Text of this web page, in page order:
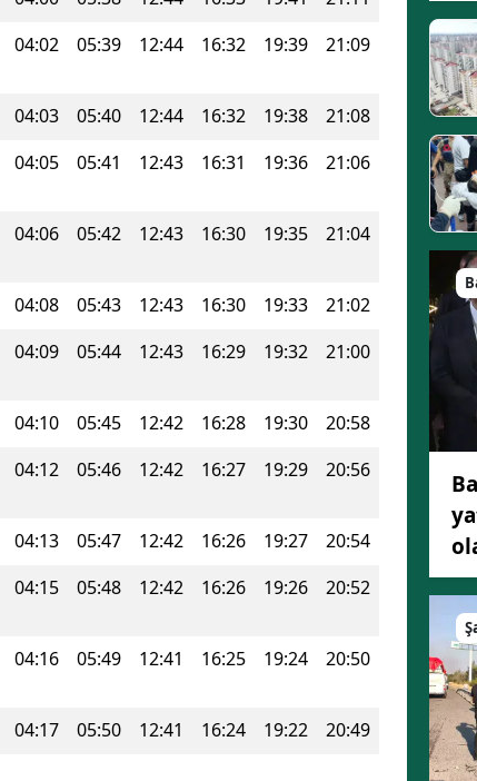
04:02 05:39 12:44 16:32 19:39 21:09
04:03 05:40 12:44 16:32 19:38
21:08
04:05 05:41 12:43 16:31 19:36 21:06
04:06 05:42 12:43 16:30 19:35 21:04
04:08 05:43 12:43 16:30 19:33
21:02
04:09 05:44 12:43 16:29 19:32 21:00
04:10 05:45 12:42 16:28 19:30
20:58
04:12 05:46 12:42 16:27 19:29 20:56
04:13 05:47 12:42 16:26 19:27
20:54
04:15 05:48 12:42 16:26 19:26 20:52
04:16 05:49 12:41 16:25 19:24 20:50
04:17 05:50 12:41 16:24 19:22 20:49